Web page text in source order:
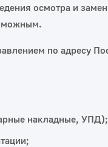
осмотра и
по адресу
накладные, УПД);